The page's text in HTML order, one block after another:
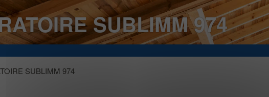
SUBLIMM 974
SUBLIMM 974